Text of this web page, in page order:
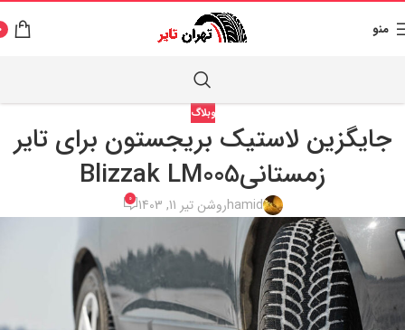
منو
وبلاگ
جایگزین لاستیک بریجستون برای تایر
زمستانیBlizzak LM005
hamidروشن تیر 11, 1403 0